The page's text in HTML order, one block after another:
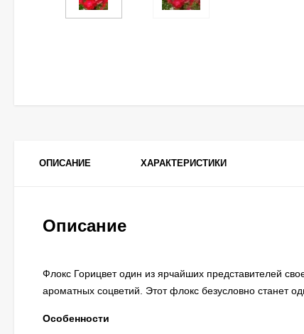
ОПИСАНИЕ ХАРАКТЕРИСТИКИ
Описание
Флокс Горицвет один из ярчайших представителей
ароматных соцветий. Этот флокс безусловно станет
Особенности